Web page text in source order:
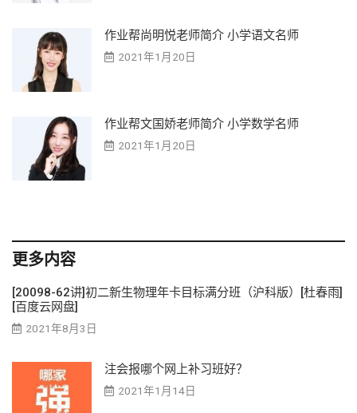
作业帮尚明悦老师简介 小学语文名师
2021年1月20日
作业帮文国娇老师简介 小学数学名师
2021年1月20日
更多内容
[20098-62讲]初二新生物理年卡目标满分班（沪科版）[杜春雨]
[百度云网盘]
2021年8月3日
注会报哪个网上补习班好？
2021年1月14日